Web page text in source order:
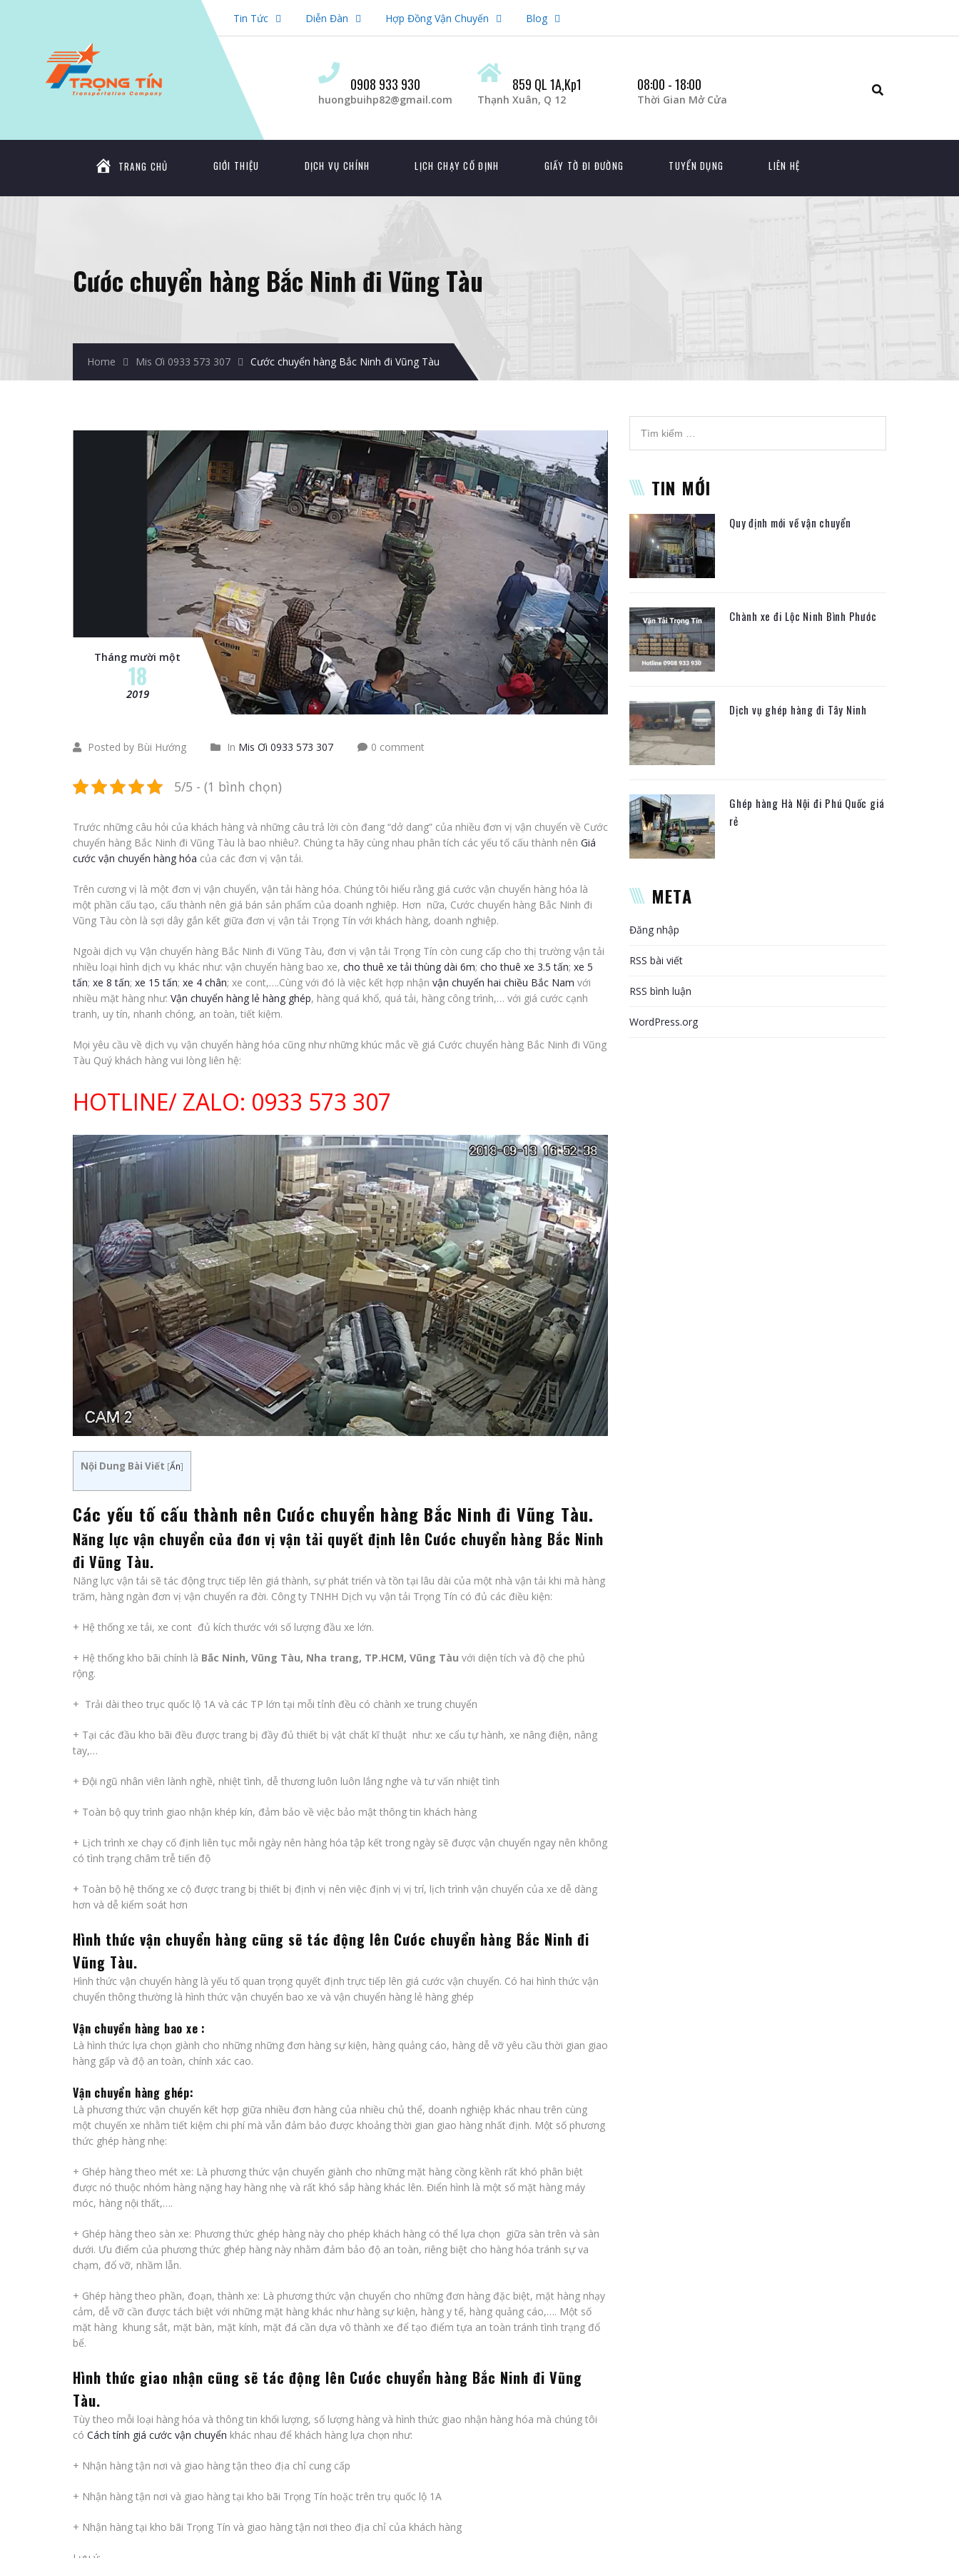
Tin Tức Diễn Đàn Hợp Đồng Vận Chuyến Blog
0908 933 930
huongbuihp82@gmail.com
859 QL 1A,Kp1
Thạnh Xuân, Q 12
08:00 - 18:00
Thời Gian Mở Cửa
TRANG CHỦ GIỚI THIỆU DỊCH VỤ CHÍNH LỊCH CHẠY CỐ ĐỊNH GIẤY TỜ ĐI ĐƯỜNG TUYỂN DỤNG LIÊN HỆ
Cước chuyển hàng Bắc Ninh đi Vũng Tàu
Home Mis Ơi 0933 573 307 Cước chuyển hàng Bắc Ninh đi Vũng Tàu
Tháng mười một
18
2019
Posted by Bùi Hướng In Mis Ơi 0933 573 307 0 comment
5/5 - (1 bình chọn)
Trước những câu hỏi của khách hàng và những câu trả lời còn đang “dở dang” của nhiều đơn vị vận chuyển về Cước
chuyển hàng Bắc Ninh đi Vũng Tàu là bao nhiêu?. Chúng ta hãy cùng nhau phân tích các yếu tố cấu thành nên Giá
cước vận chuyển hàng hóa của các đơn vị vận tải.
Trên cương vị là một đơn vị vận chuyển, vận tải hàng hóa. Chúng tôi hiểu rằng giá cước vận chuyển hàng hóa là
một phần cấu tạo, cấu thành nên giá bán sản phẩm của doanh nghiệp. Hơn nữa, Cước chuyển hàng Bắc Ninh đi
Vũng Tàu còn là sợi dây gắn kết giữa đơn vị vận tải Trọng Tín với khách hàng, doanh nghiệp.
Ngoài dịch vụ Vận chuyển hàng Bắc Ninh đi Vũng Tàu, đơn vị vận tải Trọng Tín còn cung cấp cho thị trường vận tải
nhiều loại hình dịch vụ khác như: vận chuyển hàng bao xe, cho thuê xe tải thùng dài 6m; cho thuê xe 3.5 tấn; xe 5
tấn; xe 8 tấn; xe 15 tấn; xe 4 chân; xe cont,….Cùng với đó là việc kết hợp nhận vận chuyển hai chiều Bắc Nam với
nhiều mặt hàng như: Vận chuyển hàng lẻ hàng ghép, hàng quá khổ, quá tải, hàng công trình,… với giá cước cạnh
tranh, uy tín, nhanh chóng, an toàn, tiết kiệm.
Mọi yêu cầu về dịch vụ vận chuyển hàng hóa cũng như những khúc mắc về giá Cước chuyển hàng Bắc Ninh đi Vũng
Tàu Quý khách hàng vui lòng liên hệ:
HOTLINE/ ZALO: 0933 573 307
Nội Dung Bài Viết [Ẩn]
Các yếu tố cấu thành nên Cước chuyển hàng Bắc Ninh đi Vũng Tàu.
Năng lực vận chuyển của đơn vị vận tải quyết định lên Cước chuyển hàng Bắc Ninh
đi Vũng Tàu.
Năng lực vận tải sẽ tác động trực tiếp lên giá thành, sự phát triển và tồn tại lâu dài của một nhà vận tải khi mà hàng
trăm, hàng ngàn đơn vị vận chuyển ra đời. Công ty TNHH Dịch vụ vận tải Trọng Tín có đủ các điều kiện:
+ Hệ thống xe tải, xe cont đủ kích thước với số lượng đầu xe lớn.
+ Hệ thống kho bãi chính là Bắc Ninh, Vũng Tàu, Nha trang, TP.HCM, Vũng Tàu với diện tích và độ che phủ
rộng.
+ Trải dài theo trục quốc lộ 1A và các TP lớn tại mỗi tỉnh đều có chành xe trung chuyển
+ Tại các đầu kho bãi đều được trang bị đầy đủ thiết bị vật chất kĩ thuật như: xe cẩu tự hành, xe nâng điện, nâng
tay,…
+ Đội ngũ nhân viên lành nghề, nhiệt tình, dễ thương luôn luôn lắng nghe và tư vấn nhiệt tình
+ Toàn bộ quy trình giao nhận khép kín, đảm bảo về việc bảo mật thông tin khách hàng
+ Lịch trình xe chạy cố định liên tục mỗi ngày nên hàng hóa tập kết trong ngày sẽ được vận chuyển ngay nên không
có tình trạng châm trễ tiến độ
+ Toàn bộ hệ thống xe cộ được trang bị thiết bị định vị nên việc định vị vị trí, lịch trình vận chuyển của xe dễ dàng
hơn và dễ kiểm soát hơn
Hình thức vận chuyển hàng cũng sẽ tác động lên Cước chuyển hàng Bắc Ninh đi
Vũng Tàu.
Hình thức vận chuyển hàng là yếu tố quan trọng quyết định trực tiếp lên giá cước vận chuyển. Có hai hình thức vận
chuyển thông thường là hình thức vận chuyển bao xe và vận chuyển hàng lẻ hàng ghép
Vận chuyển hàng bao xe :
Là hình thức lựa chọn giành cho những những đơn hàng sự kiện, hàng quảng cáo, hàng dễ vỡ yêu cầu thời gian giao
hàng gấp và độ an toàn, chính xác cao.
Vận chuyển hàng ghép:
Là phương thức vận chuyển kết hợp giữa nhiều đơn hàng của nhiều chủ thể, doanh nghiệp khác nhau trên cùng
một chuyến xe nhằm tiết kiệm chi phí mà vẫn đảm bảo được khoảng thời gian giao hàng nhất định. Một số phương
thức ghép hàng nhẹ:
+ Ghép hàng theo mét xe: Là phương thức vận chuyển giành cho những mặt hàng cồng kềnh rất khó phân biệt
được nó thuộc nhóm hàng nặng hay hàng nhẹ và rất khó sắp hàng khác lên. Điển hình là một số mặt hàng máy
móc, hàng nội thất,….
+ Ghép hàng theo sàn xe: Phương thức ghép hàng này cho phép khách hàng có thể lựa chọn giữa sàn trên và sàn
dưới. Ưu điểm của phương thức ghép hàng này nhằm đảm bảo độ an toàn, riêng biệt cho hàng hóa tránh sự va
chạm, đổ vỡ, nhầm lẫn.
+ Ghép hàng theo phần, đoạn, thành xe: Là phương thức vận chuyển cho những đơn hàng đặc biệt, mặt hàng nhạy
cảm, dễ vỡ cần được tách biệt với những mặt hàng khác như hàng sự kiện, hàng y tế, hàng quảng cáo,…. Một số
mặt hàng khung sắt, mặt bàn, mặt kính, mặt đá cần dựa vô thành xe để tạo điểm tựa an toàn tránh tình trạng đổ
bể.
Hình thức giao nhận cũng sẽ tác động lên Cước chuyển hàng Bắc Ninh đi Vũng
Tàu.
Tùy theo mỗi loại hàng hóa và thông tin khối lượng, số lượng hàng và hình thức giao nhận hàng hóa mà chúng tôi
có Cách tính giá cước vận chuyển khác nhau để khách hàng lựa chọn như:
+ Nhận hàng tận nơi và giao hàng tận theo địa chỉ cung cấp
+ Nhận hàng tận nơi và giao hàng tại kho bãi Trọng Tín hoặc trên trụ quốc lộ 1A
+ Nhận hàng tại kho bãi Trọng Tín và giao hàng tận nơi theo địa chỉ của khách hàng
TIN MỚI
Quy định mới về vận chuyển
Chành xe đi Lộc Ninh Bình Phước
Dịch vụ ghép hàng đi Tây Ninh
Ghép hàng Hà Nội đi Phú Quốc giá
rẻ
META
Đăng nhập
RSS bài viết
RSS bình luận
WordPress.org